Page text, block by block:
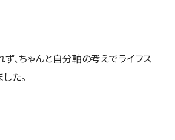
、ちゃんと自分軸の考えでライフス
た。